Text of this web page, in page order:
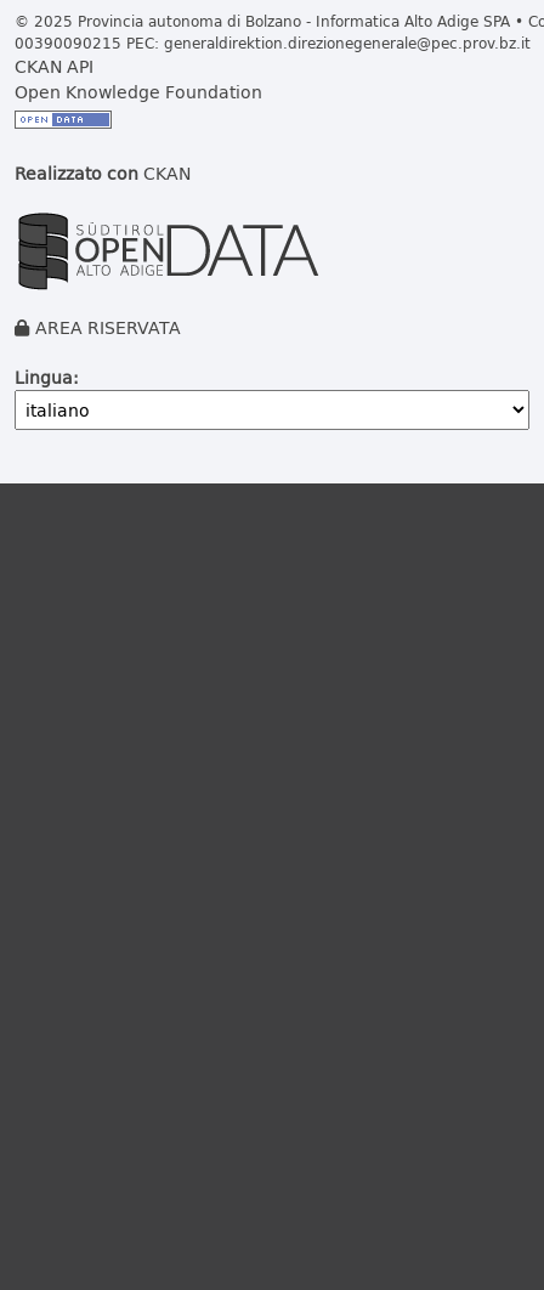
© 2025 Provincia autonoma di Bolzano - Informatica Alto Adige SPA •
00390090215 PEC: generaldirektion.direzionegenerale@pec.prov.bz.it
CKAN API
Open Knowledge Foundation
Realizzato conCKAN
AREA RISERVATA
Lingua